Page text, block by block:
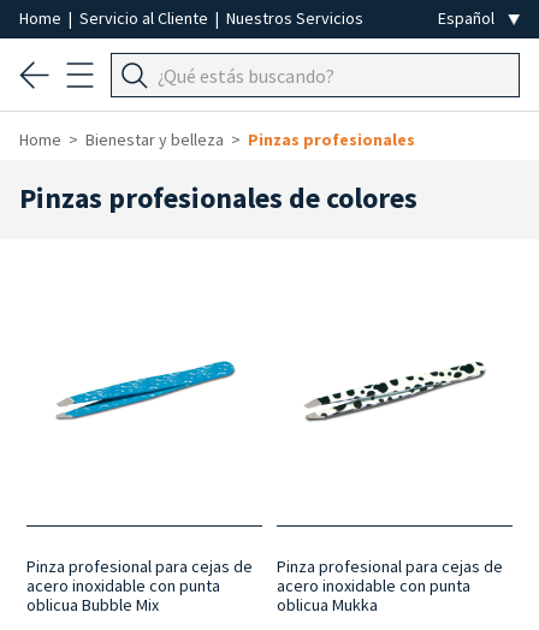
Home | Servicio al Cliente | Nuestros Servicios
Home Bienestar y belleza Pinzas profesionales
Pinzas profesionales de colores
Pinza profesional para cejas de
acero inoxidable con punta
oblicua Bubble Mix
Pinza profesional para cejas de
acero inoxidable con punta
oblicua Mukka